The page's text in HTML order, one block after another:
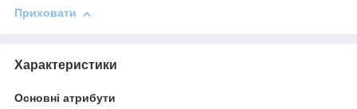
Приховати
Характеристики
Основні атрибути